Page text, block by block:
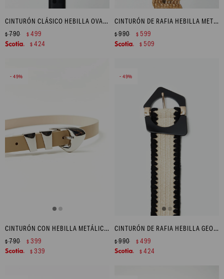
CINTURÓN CLÁSICO HEBILLA OVAL - NEGRO
$790 $ 499
$ 424
CINTURÓN DE RAFIA HEBILLA METÁLICA - BEIGE
$990 $ 599
$ 509
49
CINTURÓN CON HEBILLA METÁLICA IRREGULAR - BEIGE
$790 $ 399
$ 339
49
CINTURÓN DE RAFIA HEBILLA GEOMÉTRICA - NEGRO
$990 $ 499
$ 424